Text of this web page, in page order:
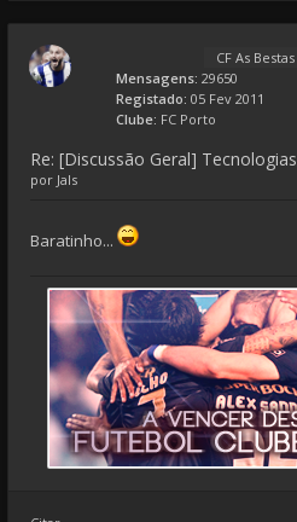
CF As Bestas
Mensagens: 29650
Registado: 05 Fev 2011
Clube: FC Porto
Re: [Discussão Geral] Tecnologias
por Jals
Baratinho...